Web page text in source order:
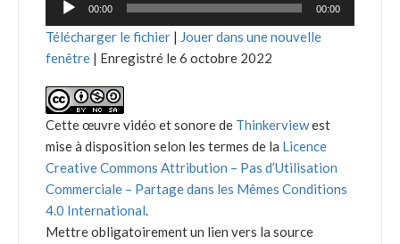
00:00 00:00
Télécharger le fichier | Jouer dans une nouvelle
fenêtre | Enregistré le 6 octobre 2022
Cette œuvre vidéo et sonore de Thinkerviewest
mise à disposition selon les termes de la Licence
Creative Commons Attribution – Pas d’Utilisation
Commerciale – Partage dans les Mêmes Conditions
4.0 International.
Mettre obligatoirement un lien vers la source